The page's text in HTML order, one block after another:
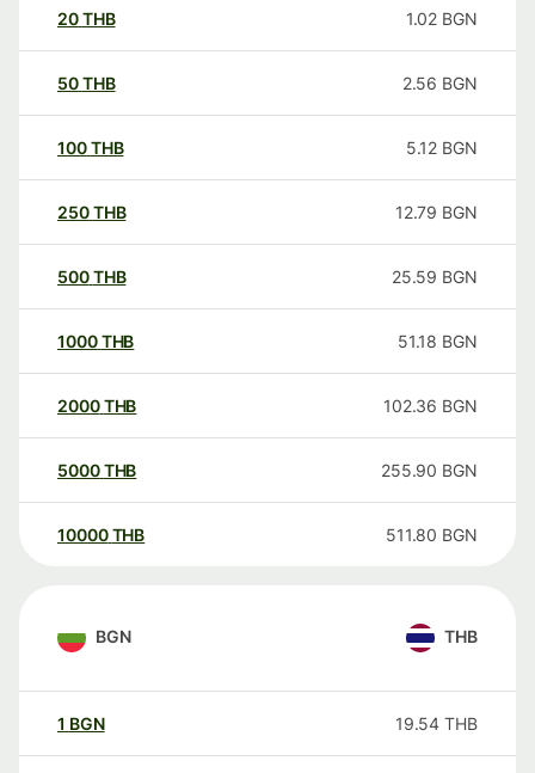
20THB 1.02 BGN
50THB 2.56 BGN
100THB 5.12 BGN
250THB 12.79 BGN
500THB 25.59 BGN
1000THB 51.18 BGN
2000THB 102.36 BGN
5000THB 255.90 BGN
10000 THB 511.80 BGN
BGN THB
1 BGN 19.54 THB